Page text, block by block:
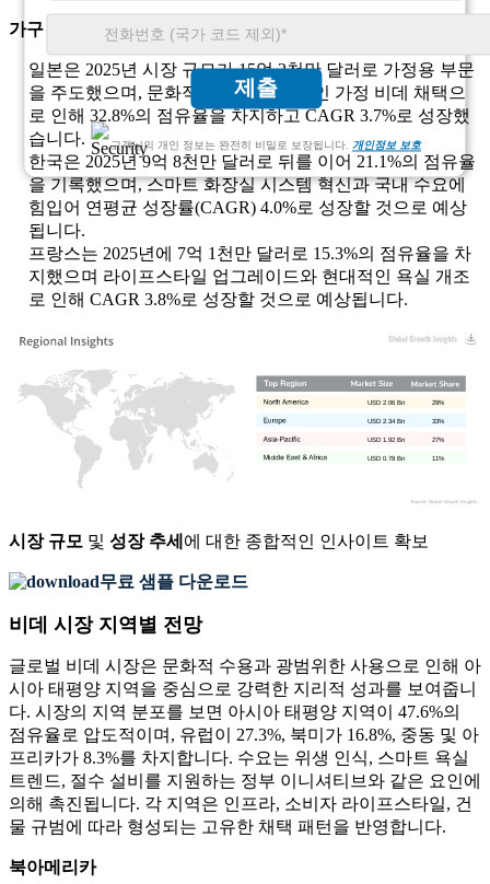
제출
고객님의 개인 정보는 완전히 비밀로 보장됩니다. 개인정보 보호
가구 부문에서 상위 3개 주요 지배 국가
일본은 2025년 시장 규모가 15억 2천만 달러로 가정용 부문
을 주도했으며, 문화적 선호와 전국적인 가정 비데 채택으
로 인해 32.8%의 점유율을 차지하고 CAGR 3.7%로 성장했
습니다.
한국은 2025년 9억 8천만 달러로 뒤를 이어 21.1%의 점유율
을 기록했으며, 스마트 화장실 시스템 혁신과 국내 수요에
힘입어 연평균 성장률(CAGR) 4.0%로 성장할 것으로 예상
됩니다.
프랑스는 2025년에 7억 1천만 달러로 15.3%의 점유율을 차
지했으며 라이프스타일 업그레이드와 현대적인 욕실 개조
로 인해 CAGR 3.8%로 성장할 것으로 예상됩니다.
11%
USD 0.78 Bn
27%
USD 1.92 Bn
33%
USD 2.34 Bn
29%
USD 2.06 Bn
시장 규모 및 성장 추세 에 대한 종합적인 인사이트 확보
무료 샘플 다운로드
비데 시장 지역별 전망
글로벌 비데 시장은 문화적 수용과 광범위한 사용으로 인해 아
시아 태평양 지역을 중심으로 강력한 지리적 성과를 보여줍니
다. 시장의 지역 분포를 보면 아시아 태평양 지역이 47.6%의
점유율로 압도적이며, 유럽이 27.3%, 북미가 16.8%, 중동 및 아
프리카가 8.3%를 차지합니다. 수요는 위생 인식, 스마트 욕실
트렌드, 절수 설비를 지원하는 정부 이니셔티브와 같은 요인에
의해 촉진됩니다. 각 지역은 인프라, 소비자 라이프스타일, 건
물 규범에 따라 형성되는 고유한 채택 패턴을 반영합니다.
북아메리카